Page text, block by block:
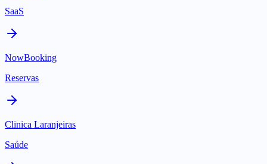
SaaS
NowBooking
Reservas
Clinica Laranjeiras
Saúde